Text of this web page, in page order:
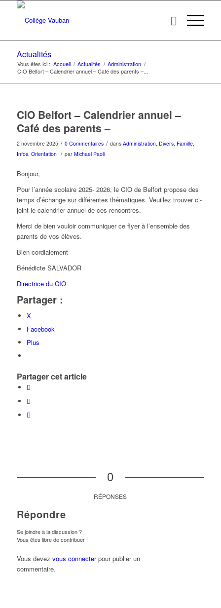
Actualités
Vous êtes ici : Accueil / Actualités / Administration /
CIO Belfort – Calendrier annuel – Café des parents –...
CIO Belfort – Calendrier annuel –
Café des parents –
2 novembre 2025 / 0 Commentaires / dans Administration, Divers, Famille,
Infos, Orientation / par Michael Paoli
Bonjour,
Pour l’année scolaire 2025- 2026, le CIO de Belfort propose des
temps d’échange sur différentes thématiques. Veuillez trouver ci-
joint le calendrier annuel de ces rencontres.
Merci de bien vouloir communiquer ce flyer à l’ensemble des
parents de vos élèves.
Bien cordialement
Bénédicte SALVADOR
Directrice du CIO
Partager :
X
Facebook
Plus
Partager cet article
0
RÉPONSES
Répondre
Se joindre à la discussion ?
Vous êtes libre de contribuer !
Vous devez vous connecterpour publier un
commentaire.